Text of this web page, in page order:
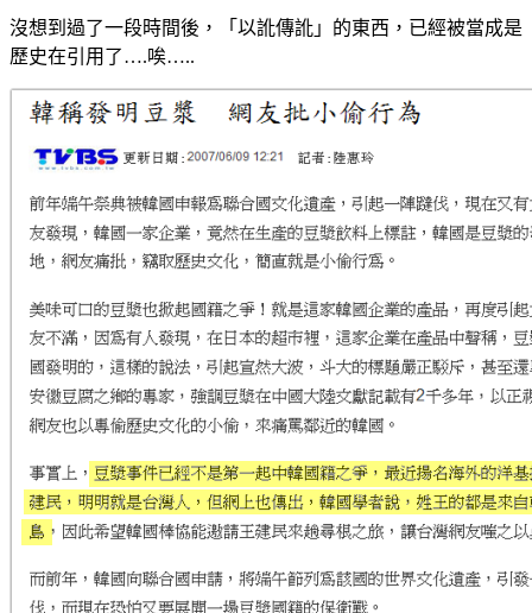
沒想到過了一段時間後，「以訛傳訛」的東西，已經被當成是
歷史在引用了….唉…..